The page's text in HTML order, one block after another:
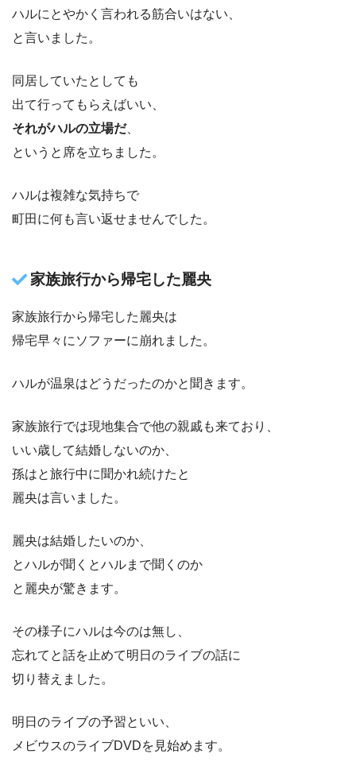
ハルにとやかく言われる筋合いはない、
と言いました。
同居していたとしても
出て行ってもらえばいい、
それがハルの立場だ、
というと席を立ちました。
ハルは複雑な気持ちで
町田に何も言い返せませんでした。
家族旅行から帰宅した麗央
家族旅行から帰宅した麗央は
帰宅早々にソファーに崩れました。
ハルが温泉はどうだったのかと聞きます。
家族旅行では現地集合で他の親戚も来ており、
いい歳して結婚しないのか、
孫はと旅行中に聞かれ続けたと
麗央は言いました。
麗央は結婚したいのか、
とハルが聞くとハルまで聞くのか
と麗央が驚きます。
その様子にハルは今のは無し、
忘れてと話を止めて明日のライブの話に
切り替えました。
明日のライブの予習といい、
メビウスのライブDVDを見始めます。